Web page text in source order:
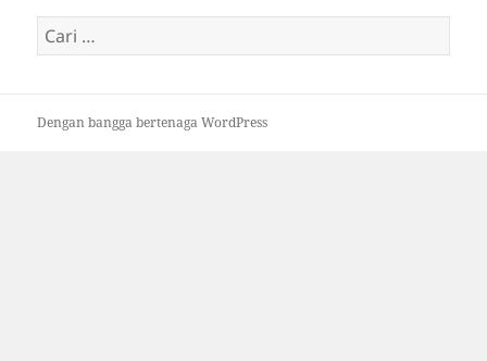
Cari
untuk:
Dengan bangga bertenaga WordPress